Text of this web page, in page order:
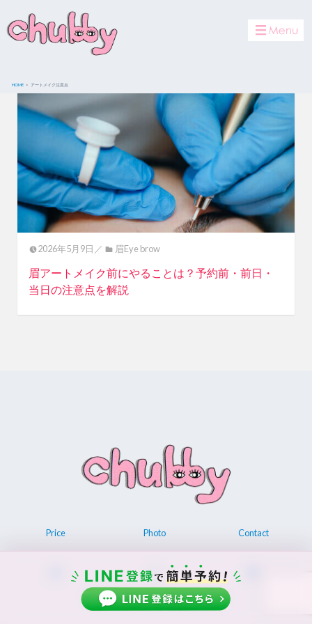
HOME アートメイク注意点
2026年5月9日／ 眉Eye brow
眉アートメイク前にやることは？予約前・前日・
当日の注意点を解説
Price Photo Contact
© 2026 Permanent make up chubby.